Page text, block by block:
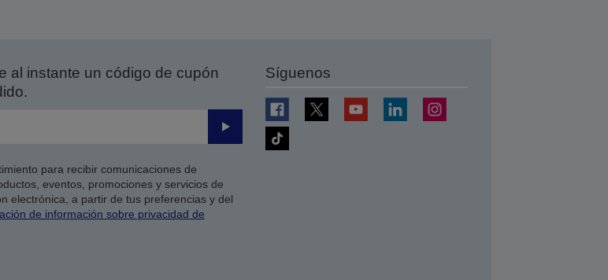
al instante un código de cupón
Enviar
para recibir comunicaciones de
eventos, promociones y servicios de
electrónica, a partir de tus preferencias y del
de información sobre privacidad de
Síguenos